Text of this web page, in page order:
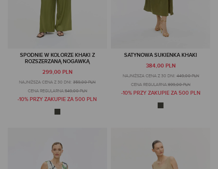
SPODNIE W KOLORZE KHAKI Z
ROZSZERZANĄ NOGAWKĄ
299,00 PLN
NAJNIŻSZA CENA Z 30 DNI: 359,00 PLN
CENA REGULARNA:549,00 PLN
-10% PRZY ZAKUPIE ZA 500 PLN
SATYNOWA SUKIENKA KHAKI
384,00 PLN
NAJNIŻSZA CENA Z 30 DNI: 449,00 PLN
CENA REGULARNA:699,00 PLN
-10% PRZY ZAKUPIE ZA 500 PLN